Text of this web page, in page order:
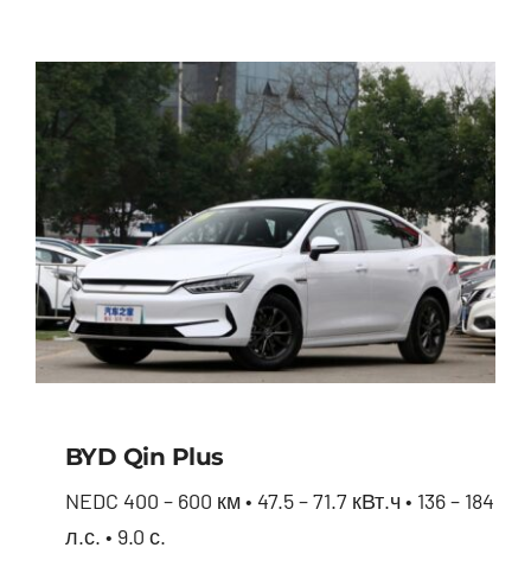
BYD Qin Plus
NEDC 400 – 600 км • 47.5 – 71.7 кВт.ч • 136 – 184
л.с. • 9.0 с.